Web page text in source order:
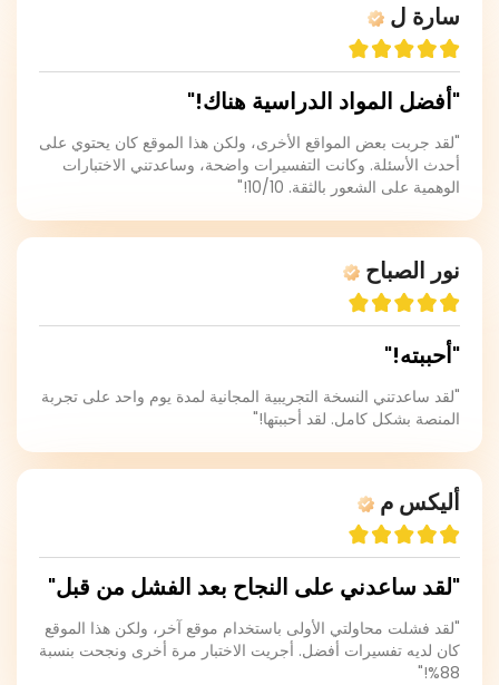
سارة ل
"أفضل المواد الدراسية هناك!"
"لقد جربت بعض المواقع الأخرى، ولكن هذا الموقع كان يحتوي على
أحدث الأسئلة. وكانت التفسيرات واضحة، وساعدتني الاختبارات
الوهمية على الشعور بالثقة. 10/10!"
نور الصباح
"أحببته!"
"لقد ساعدتني النسخة التجريبية المجانية لمدة يوم واحد على تجربة
المنصة بشكل كامل. لقد أحببتها!"
أليكس م
"لقد ساعدني على النجاح بعد الفشل من قبل"
"لقد فشلت محاولتي الأولى باستخدام موقع آخر، ولكن هذا الموقع
كان لديه تفسيرات أفضل. أجريت الاختبار مرة أخرى ونجحت بنسبة
88%!"